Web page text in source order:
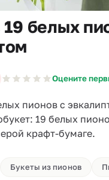
19 белых
Оцените
пионов с
19 белых
крафт-бумаге.
Букеты из пионов